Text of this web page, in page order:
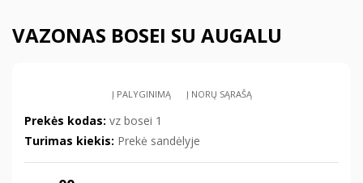
VAZONAS BOSEI SU AUGALU
Į PALYGINIMĄ Į NORŲ SĄRAŠĄ
Prekės kodas: vz bosei 1
Turimas kiekis: Prekė sandėlyje